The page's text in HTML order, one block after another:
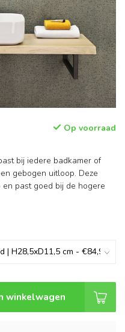
Op voorraad
bij iedere badkamer of
gebogen uitloop. Deze
en past goed bij de hogere
winkelwagen